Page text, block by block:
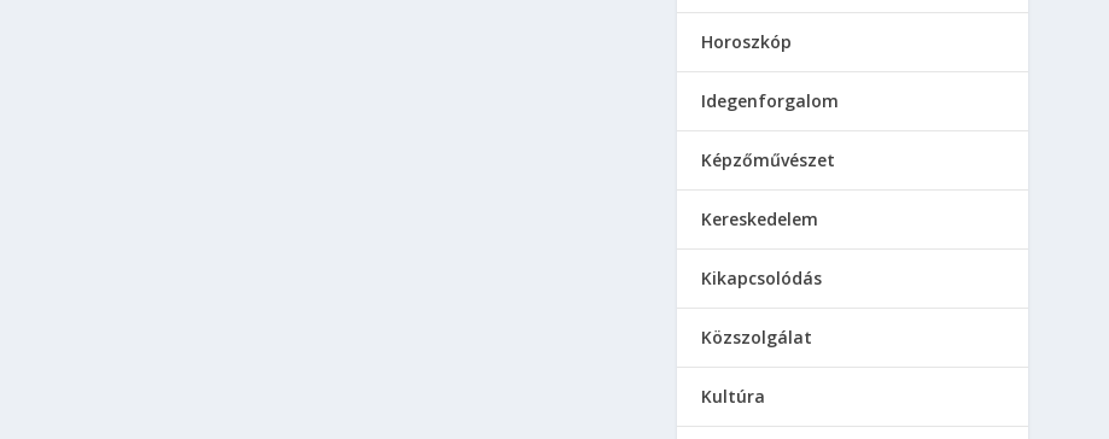
Horoszkóp
Idegenforgalom
Képzőművészet
Kereskedelem
Kikapcsolódás
Közszolgálat
Kultúra